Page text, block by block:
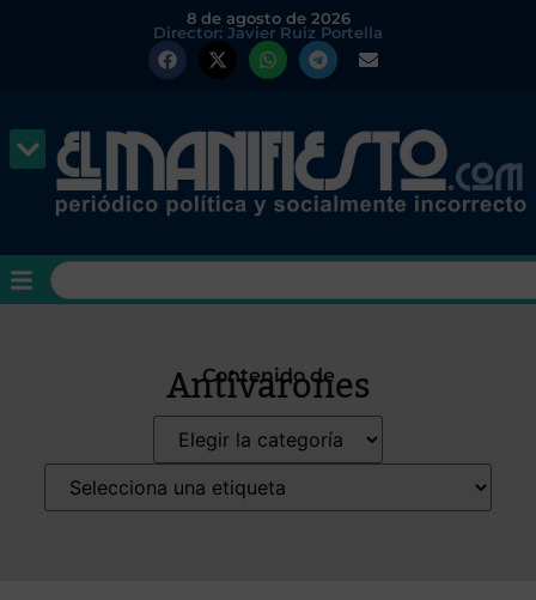
8 de agosto de 2026
Director: Javier Ruiz Portella
Contenido de
Antivarones